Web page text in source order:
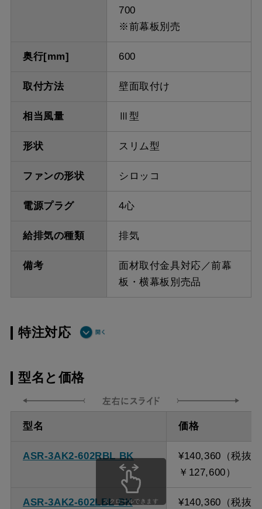
700
※前幕板別売
奥行[mm] 600
取付方法 壁面取付け
相当風量 Ⅲ型
形状 スリム型
ファンの形状 シロッコ
電源プラグ 4心
給排気の種類 排気
備考
面材取付金具対応／前幕
板・横幕板別売品
特注対応
方
ダクト方向 上
方
最大寸法 870ｍｍ
備考
点検口を設けての最小寸
法は弊社にお問い合わせ
ください。
型名と価格
型名 価格
ASR-3AK2-602RBL BK
¥140,360（税抜
￥127,600）
ASR-3AK2-602LBL BK
¥140,360（税抜
スクロールできます